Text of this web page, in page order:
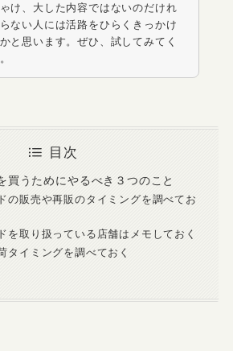
け、大した内容ではないのだけれ
ない人には活路をひらくきっかけ
と思います。ぜひ、試してみてく
目次
買うためにやるべき３つのこと
の販売や再販のタイミングを調べてお
を取り扱っている店舗はメモしておく
タイミングを調べておく